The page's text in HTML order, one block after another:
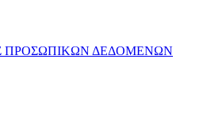
ΠΡΟΣΩΠΙΚΩΝ ΔΕΔΟΜΕΝΩΝ